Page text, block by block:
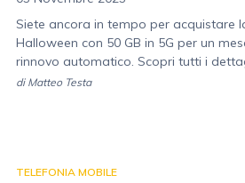
Siete ancora in tempo per acquistare
Halloween con 50 GB in 5G per un
rinnovo automatico. Scopri tutti i
di Matteo Testa
TELEFONIA MOBILE